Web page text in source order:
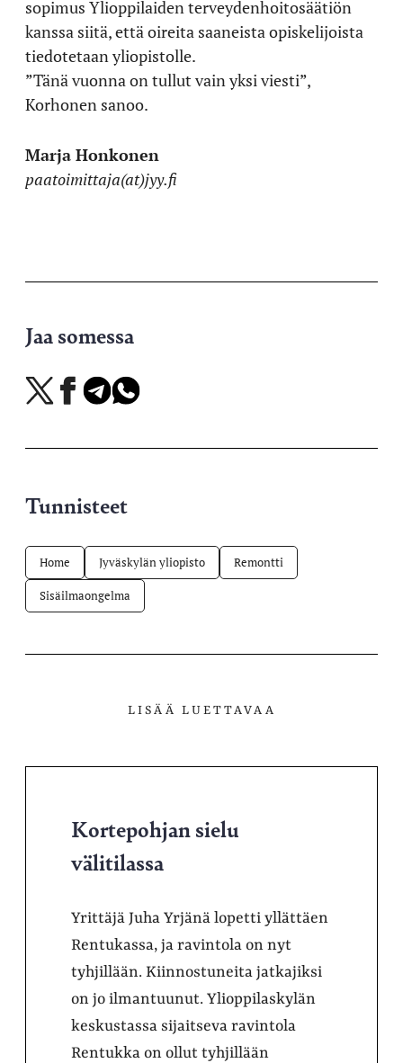
sopimus Ylioppilaiden terveydenhoitosäätiön
kanssa siitä, että oireita saaneista opiskelijoista
tiedotetaan yliopistolle.
”Tänä vuonna on tullut vain yksi viesti”,
Korhonen sanoo.
Marja Honkonen
paatoimittaja(at)jyy.fi
Jaa somessa
Jaa
X-
Jaa
Facebookissa
Jaa
Telegramissa
Jaa
WhatsAppissa
Tunnisteet
Home Jyväskylän yliopisto Remontti
Sisäilmaongelma
LISÄÄ LUETTAVAA
Kortepohjan sielu
välitilassa
Yrittäjä Juha Yrjänä lopetti yllättäen
Rentukassa, ja ravintola on nyt
tyhjillään. Kiinnostuneita jatkajiksi
on jo ilmantuunut. Ylioppilaskylän
keskustassa sijaitseva ravintola
Rentukka on ollut tyhjillään